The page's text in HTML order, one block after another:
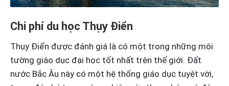
Chi phí du học Thụy Điển
Thụy Điển được đánh giá là có một trong những môi
tường giáo dục đại học tốt nhất trên thế giới. Đất
nước Bắc Âu này có một hệ thống giáo dục tuyệt vời,